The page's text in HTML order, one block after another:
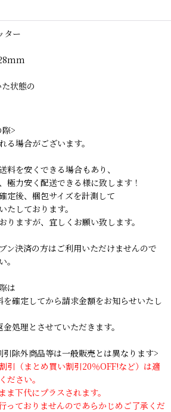
ター
状態の
>
る場合がございます。
料を安くできる場合もあり、
極力安く配送できる様に致します！
定後、梱包サイズを計測して
たしております。
りますが、宜しくお願い致します。
ン決済の方はご利用いただけませんので
。
は
確定してから請求金額をお知らせいたし
処理とさせていただきます。
除外商品等は一般販売とは異なります>
引（まとめ買い割引20％OFF!など）は適
ださい。
下代にプラスされます。
っておりませんのであらかじめご了承くだ